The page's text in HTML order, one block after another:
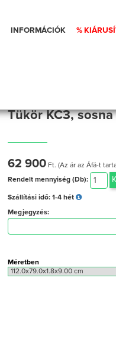
INFORMÁCIÓK %
Tükör KC3,
62 900Ft. (Az ár az Áfá-t
Rendelt mennyiség (Db):
Szállítási idő: 1-4 hét
Megjegyzés:
Méretben